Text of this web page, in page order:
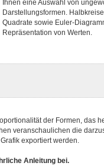
Ihnen eine Auswahl von
Darstellungsformen.
Quadrate sowie Euler-
Repräsentation von Werten.
der Formen, das
veranschaulichen die
exportiert werden.
Anleitung bei.